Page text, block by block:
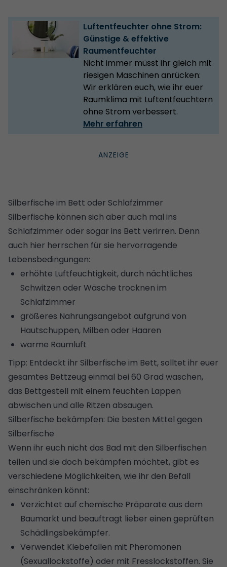
Luftentfeuchter ohne Strom:
Günstige & effektive
Raumentfeuchter
Nicht immer müsst ihr gleich mit
riesigen Maschinen anrücken:
Wir erklären euch, wie ihr euer
Raumklima mit Luftentfeuchtern
ohne Strom verbessert.
Mehr erfahren
Silberfische im Bett oder Schlafzimmer
Silberfische können sich aber auch mal ins
Schlafzimmer oder sogar ins Bett verirren. Denn
auch hier herrschen für sie hervorragende
Lebensbedingungen:
erhöhte Luftfeuchtigkeit, durch nächtliches
Schwitzen oder Wäsche trocknen im
Schlafzimmer
größeres Nahrungsangebot aufgrund von
Hautschuppen, Milben oder Haaren
warme Raumluft
Tipp: Entdeckt ihr Silberfische im Bett, solltet ihr euer
gesamtes Bettzeug einmal bei 60 Grad waschen,
das Bettgestell mit einem feuchten Lappen
abwischen und alle Ritzen absaugen.
Silberfische bekämpfen: Die besten Mittel gegen
Silberfische
Wenn ihr euch nicht das Bad mit den Silberfischen
teilen und sie doch bekämpfen möchtet, gibt es
verschiedene Möglichkeiten, wie ihr den Befall
einschränken könnt:
Verzichtet auf chemische Präparate aus dem
Baumarkt und beauftragt lieber einen geprüften
Schädlingsbekämpfer.
Verwendet Klebefallen mit Pheromonen
(Sexuallockstoffe) oder mit Fresslockstoffen. Sie